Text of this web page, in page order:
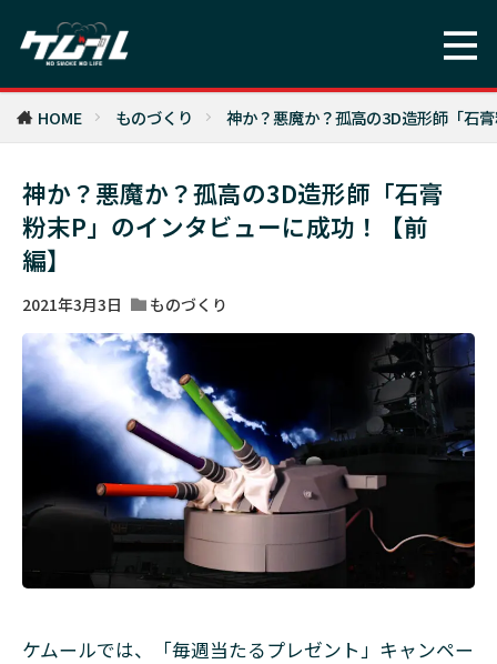
HOME ものづくり 神か？悪魔か？孤高の3D造形師「石
神か？悪魔か？孤高の3D造形師「石膏
粉末P」のインタビューに成功！【前
編】
2021年3月3日 ものづくり
ケムールでは、「毎週当たるプレゼント」キャンペー